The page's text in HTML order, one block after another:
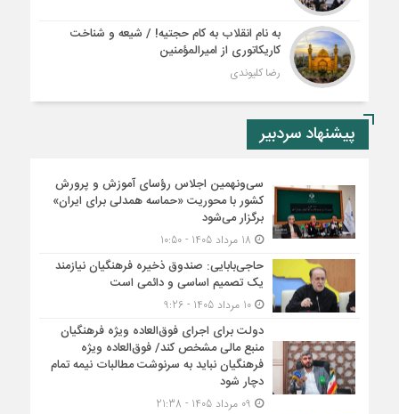
به نام انقلاب به کام حجتیه! / شیعه و شناخت
کاریکاتوری از امیرالمؤمنین
رضا کلیوندی
پیشنهاد سردبیر
سی‌ونهمین اجلاس رؤسای آموزش و پرورش
کشور با محوریت «حماسه همدلی برای ایران»
برگزار می‌شود
حاجی‌بابایی: صندوق ذخیره فرهنگیان نیازمند
یک تصمیم اساسی و دائمی است
10 مرداد 1405 - 9:26
دولت برای اجرای فوق‌العاده ویژه فرهنگیان
منبع مالی مشخص کند/ فوق‌العاده ویژه
فرهنگیان نباید به سرنوشت مطالبات نیمه‌ تمام
دچار شود